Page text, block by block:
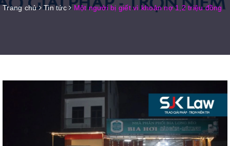
Trang chủ Tin tức Một người bị giết vì khoản nợ 1,2 triệu đồng